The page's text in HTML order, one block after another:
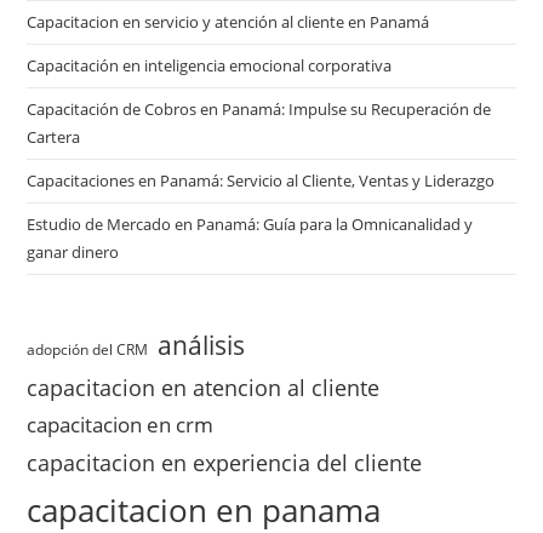
Capacitacion en servicio y atención al cliente en Panamá
Capacitación en inteligencia emocional corporativa
Capacitación de Cobros en Panamá: Impulse su Recuperación de
Cartera
Capacitaciones en Panamá: Servicio al Cliente, Ventas y Liderazgo
Estudio de Mercado en Panamá: Guía para la Omnicanalidad y
ganar dinero
adopción del CRM análisis
capacitacion en atencion al cliente
capacitacion en crm
capacitacion en experiencia del cliente
capacitacion en panama